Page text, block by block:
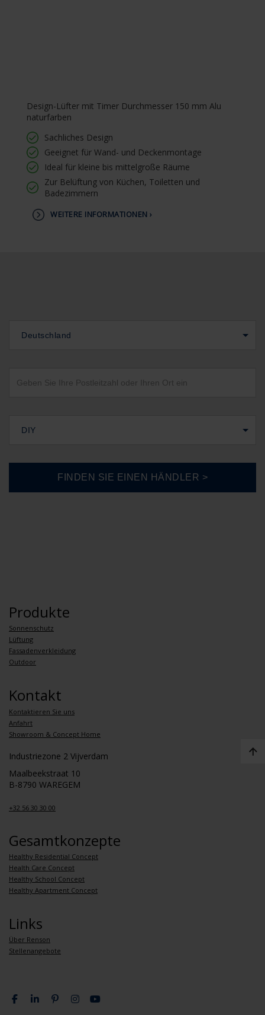
Design-Lüfter mit Timer Durchmesser 150 mm Alu
naturfarben
Sachliches Design
Geeignet für Wand- und Deckenmontage
Ideal für kleine bis mittelgroße Räume
Zur Belüftung von Küchen, Toiletten und
Badezimmern
WEITERE INFORMATIONEN ›
Deutschland
DIY
Produkte
Sonnenschutz
Lüftung
Fassadenverkleidung
Outdoor
Kontakt
Kontaktieren Sie uns
Anfahrt
Showroom & Concept Home
Industriezone 2 Vijverdam
Maalbeekstraat 10
B-8790 WAREGEM
+32 56 30 30 00
Gesamtkonzepte
Healthy Residential Concept
Health Care Concept
Healthy School Concept
Healthy Apartment Concept
Links
Über Renson
Stellenangebote